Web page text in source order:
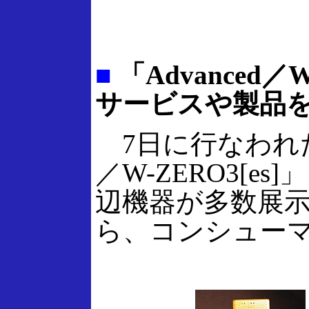
■ 「Advanced／
サービスや製品
7日に行なわれ
／W-ZERO3[es]
辺機器が多数展
ら、コンシュー